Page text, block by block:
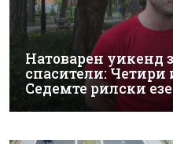
Натоварен уикенд
спасители:
Седемте рилски